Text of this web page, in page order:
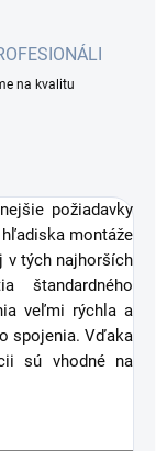
na kvalitu
požiadavky
montáže
v tých najhorších
štandardného
veľmi rýchla a
spojenia. Vďaka
sú vhodné na